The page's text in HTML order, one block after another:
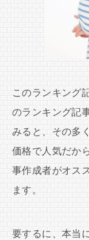
このランキング
のランキング記
みると、その多
価格で人気だか
事作成者がオス
ます。
要するに、本当